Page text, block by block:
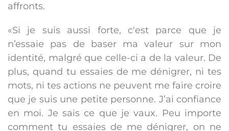
affronts.
«Si je suis aussi forte, c'est parce que je
n’essaie pas de baser ma valeur sur mon
identité, malgré que celle-ci a de la valeur. De
plus, quand tu essaies de me dénigrer, ni tes
mots, ni tes actions ne peuvent me faire croire
que je suis une petite personne. J’ai confiance
en moi. Je sais ce que je vaux. Peu importe
comment tu essaies de me dénigrer, on ne